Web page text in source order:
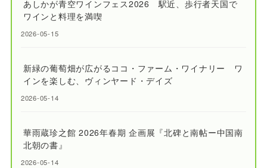
あしかが青空ワインフェス2026 駅近、歩行者天国で
ワインと料理を満喫
2026-05-15
新緑の葡萄畑が広がるココ・ファーム・ワイナリー ワ
インを楽しむ、ヴィンヤード・デイズ
2026-05-14
華雨蔵珍之館 2026年春期 企画展『北碑と南帖ー中国南
北朝の書』
2026-05-14